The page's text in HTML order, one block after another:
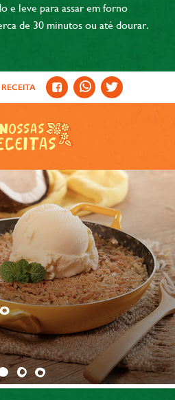
e leve para assar em forno
de 30 minutos ou até dourar.